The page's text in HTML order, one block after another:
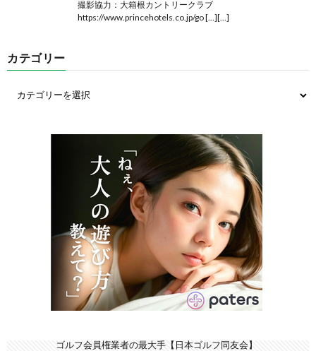
撮影協力：大箱根カントリークラブ
https://www.princehotels.co.jp/go […][…]
カテゴリー
ゴルフ会員権業者の最大手【日本ゴルフ同友会】